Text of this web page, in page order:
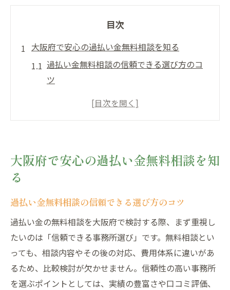
目次
大阪府で安心の過払い金無料相談を知る
過払い金無料相談の信頼できる選び方のコ
ツ
大阪府で過払い金相談が安心な理由とは
大阪府で過払い金請求に強い事務所の特徴
過払い金請求で失敗しない大阪の相談先選
過払い金請求に強い専門家を大阪で探す方
法
口コミで比較する過払い金請求大阪のポイ
ント
大阪府で安心の過払い金無料相談を知
る
過払い金無料相談の信頼できる選び方のコツ
過払い金の無料相談を大阪府で検討する際、まず重視し
たいのは「信頼できる事務所選び」です。無料相談とい
っても、相談内容やその後の対応、費用体系に違いがあ
るため、比較検討が欠かせません。信頼性の高い事務所
を選ぶポイントとしては、実績の豊富さや口コミ評価、